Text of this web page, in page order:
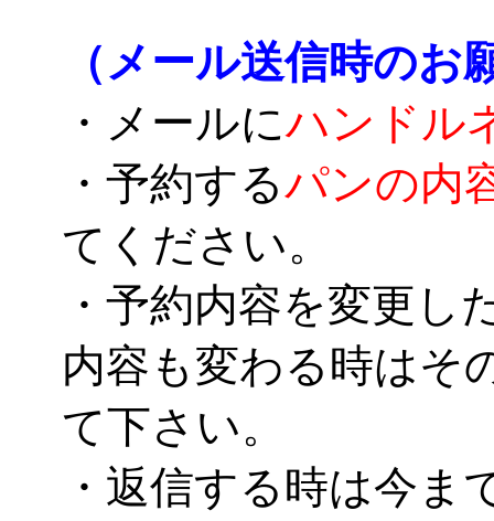
（メール送信時のお
・メールにハンドル
・予約するパンの内
てください。
・予約内容を変更し
内容も変わる時はそ
て下さい。
・返信する時は今